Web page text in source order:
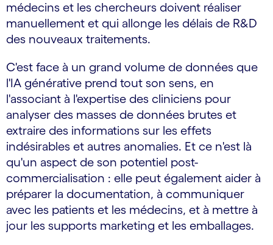
médecins et les chercheurs doivent réaliser
manuellement et qui allonge les délais de R&D
des nouveaux traitements.
C'est face à un grand volume de données que
l'IA générative prend tout son sens, en
l'associant à l'expertise des cliniciens pour
analyser des masses de données brutes et
extraire des informations sur les effets
indésirables et autres anomalies. Et ce n'est là
qu'un aspect de son potentiel post-
commercialisation : elle peut également aider à
préparer la documentation, à communiquer
avec les patients et les médecins, et à mettre à
jour les supports marketing et les emballages.